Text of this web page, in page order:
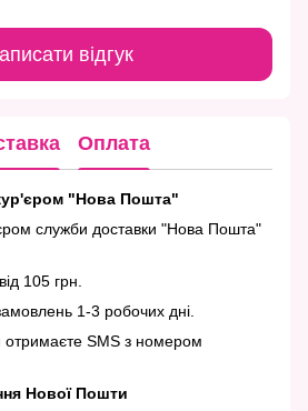
відгук
Оплата
"Нова Пошта"
служби доставки "Нова Пошта"
105 грн.
1-3 робочих дні.
отримаєте SMS з номером
Нової Пошти